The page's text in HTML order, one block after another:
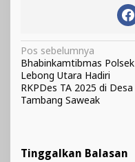
Navigasi
pos
Pos sebelumnya
Bhabinkamtibmas Polsek
Lebong Utara Hadiri
RKPDes TA 2025 di Desa
Tambang Saweak
Tinggalkan Balasan